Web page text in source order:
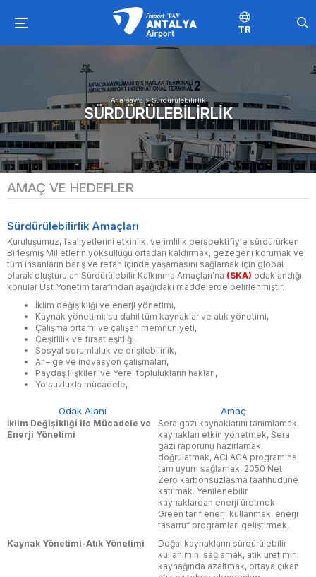
TR
Ana sayfa >Sürdürülebilirlik
SÜRDÜRÜLEBILIRLIK
AMAÇ VE HEDEFLER
Sürdürülebilirlik Amaçları
Kuruluşumuz, faaliyetlerini etkinlik, verimlilik perspektifiyle sürdürürken
Birleşmiş Milletlerin yoksulluğu ortadan kaldırmak, gezegeni korumak ve
tüm insanların barış ve refah içinde yaşamasını sağlamak için global
olarak oluşturulan Sürdürülebilir Kalkınma Amaçları’na (SKA) odaklandığı
konular Üst Yönetim tarafından aşağıdaki maddelerde belirlenmiştir.
İklim değişikliği ve enerji yönetimi,
Kaynak yönetimi; su dahil tüm kaynaklar ve atık yönetimi,
Çalışma ortamı ve çalışan memnuniyeti,
Çeşitlilik ve fırsat eşitliği,
Sosyal sorumluluk ve erişilebilirlik,
Ar – ge ve inovasyon çalışmaları,
Paydaş ilişkileri ve Yerel toplulukların hakları,
Yolsuzlukla mücadele,
Odak Alanı Amaç
İklim Değişikliği ile Mücadele ve
Enerji Yönetimi
Sera gazı kaynaklarını tanımlamak,
kaynakları etkin yönetmek, Sera
gazı raporunu hazırlamak,
doğrulatmak, ACI ACA programına
tam uyum sağlamak, 2050 Net
Zero karbonsuzlaşma taahhüdüne
katılmak. Yenilenebilir
kaynaklardan enerji üretmek,
Green tarif enerji kullanmak, enerji
tasarruf programları geliştirmek,
Kaynak Yönetimi-Atık Yönetimi
Doğal kaynakların sürdürülebilir
kullanımını sağlamak, atık üretimini
kaynağında azaltmak, ortaya çıkan